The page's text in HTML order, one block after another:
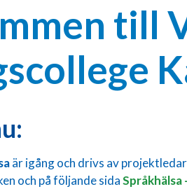
till
är igång och drivs av
och på följande sidaSpråkhälsa